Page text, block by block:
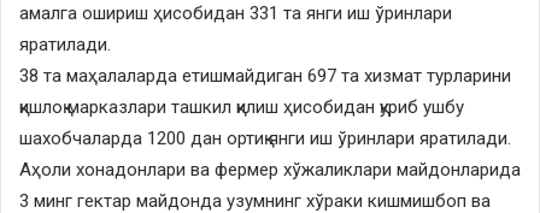
амалга ошириш ҳисобидан 331 та янги иш ўринлари
яратилади.
38 та маҳалаларда етишмайдиган 697 та хизмат турларини
қишлоқ марказлари ташкил қилиш ҳисобидан қуриб ушбу
шахобчаларда 1200 дан ортиқ янги иш ўринлари яратилади.
Аҳоли хонадонлари ва фермер хўжаликлари майдонларида
3 минг гектар майдонда узумнинг хўраки кишмишбоп ва